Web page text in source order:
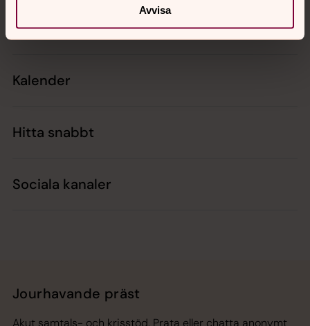
Avvisa
Kontakt
Kalender
Hitta snabbt
Sociala kanaler
Jourhavande präst
Akut samtals- och krisstöd. Prata eller chatta anonymt